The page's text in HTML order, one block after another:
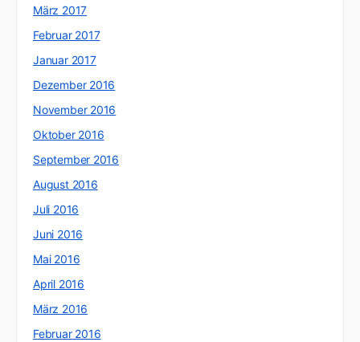
März 2017
Februar 2017
Januar 2017
Dezember 2016
November 2016
Oktober 2016
September 2016
August 2016
Juli 2016
Juni 2016
Mai 2016
April 2016
März 2016
Februar 2016